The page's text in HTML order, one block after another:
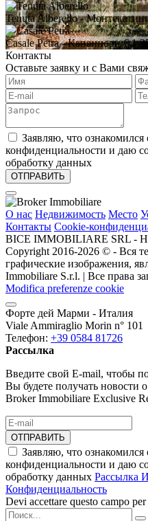
Tenuta Alberello-
Casale Petra- Капаннори €
Контакты
Оставьте заявку и с Вами
Заявляю, что ознакомился
конфиденциальности и даю
обработку данных
О нас Недвижимость Место
Контакты Cookie-
BICE IMMOBILIARE SRL -
Copyright 2016-2026 ©️ - Вся
графические изображения,
Immobiliare S.r.l. | Все права
Modifica preferenze cookie
Форте дей Марми - Италия
Viale Ammiraglio Morin n° 101
Телефон: +39 0584 81726
Рассылка
Введите свой E-mail, чтобы
Вы будете получать новости
Broker Immobiliare Exclusive
ОТПРАВИТЬ
Заявляю, что ознакомился
конфиденциальности и даю
обработку данных Рассылка
Конфиденциальность
Devi accettare questo campo